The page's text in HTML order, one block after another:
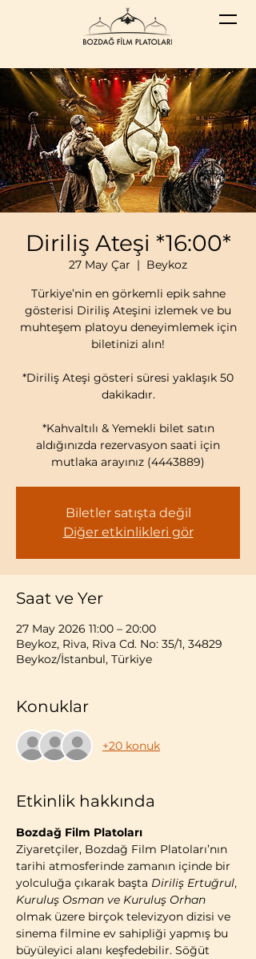
Diriliş Ateşi *16:00*
27 May Çar
  |
Beykoz
Türkiye’nin en görkemli epik sahne
gösterisi Diriliş Ateşini izlemek ve bu
muhteşem platoyu deneyimlemek için
biletinizi alın!
*Diriliş Ateşi gösteri süresi yaklaşık 50
dakikadır.
*Kahvaltılı & Yemekli bilet satın
aldığınızda rezervasyon saati için
mutlaka arayınız (4443889)
Biletler satışta değil
Diğer etkinlikleri gör
Saat ve Yer
27 May 2026 11:00 – 20:00
Beykoz, Riva, Riva Cd. No: 35/1, 34829
Beykoz/İstanbul, Türkiye
Konuklar
+20 konuk
Etkinlik hakkında
Bozdağ Film Platoları
Ziyaretçiler, Bozdağ Film Platoları’nın
tarihi atmosferinde zamanın içinde bir
yolculuğa çıkarak başta Diriliş Ertuğrul,
Kuruluş Osman ve Kuruluş Orhan
olmak üzere birçok televizyon dizisi ve
sinema filmine ev sahipliği yapmış bu
büyüleyici alanı keşfedebilir. Söğüt